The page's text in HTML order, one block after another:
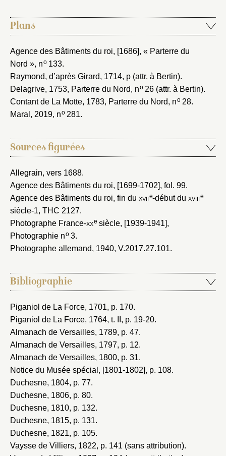
Plans
Agence des Bâtiments du roi, [1686], « Parterre du
Nord », no133.
Raymond, d’après Girard, 1714, p (attr. à Bertin).
Delagrive, 1753, Parterre du Nord, no26 (attr. à Bertin).
Contant de La Motte, 1783, Parterre du Nord, no28.
Maral, 2019, no281.
Sources figurées
Allegrain, vers 1688.
Agence des Bâtiments du roi, [1699-1702], fol. 99.
Agence des Bâtiments du roi, fin du xviie-début du xviiie
siècle-1, THC 2127.
Photographe France-xxe siècle, [1939-1941],
Photographie no3.
Photographe allemand, 1940, V.2017.27.101.
Bibliographie
Piganiol de La Force, 1701, p. 170.
Piganiol de La Force, 1764, t. II, p. 19-20.
Almanach de Versailles, 1789, p. 47.
Almanach de Versailles, 1797, p. 12.
Almanach de Versailles, 1800, p. 31.
Notice du Musée spécial, [1801-1802], p. 108.
Duchesne, 1804, p. 77.
Duchesne, 1806, p. 80.
Duchesne, 1810, p. 132.
Duchesne, 1815, p. 131.
Duchesne, 1821, p. 105.
Vaysse de Villiers, 1822, p. 141 (sans attribution).